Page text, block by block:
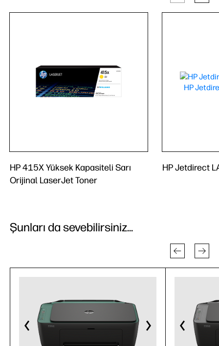
HP 415X Yüksek Kapasiteli Sarı
Orijinal LaserJet Toner
HP Jetdirect
Şunları da sevebilirsiniz...